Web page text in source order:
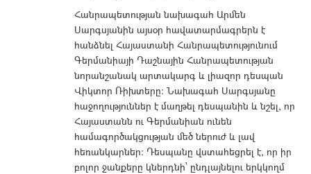
Հանրապետության նախագահ Արմեն
Սարգսյանին այսօր հավատարմագրերն է
հանձնել Հայաստանի Հանրապետությունում
Գերմանիայի Դաշնային Հանրապետության
նորանշանակ արտակարգ և լիազոր դեսպան
Վիկտոր Ռիխտերը: Նախագահ Սարգսյանը
հաջողություններ է մաղթել դեսպանին և նշել, որ
Հայաստանն ու Գերմանիան ունեն
համագործակցության մեծ ներուժ և լավ
հեռանկարներ: Դեսպանը վստահեցրել է, որ իր
բոլոր ջանքերը կներդնի՝ ընդլայնելու երկկողմ